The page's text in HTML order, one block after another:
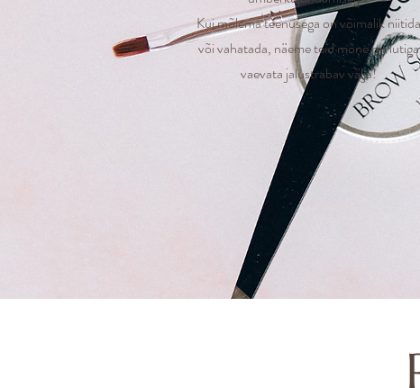
Kui mõlema teenusega on võimalik niitida
või vahatada, näeme teid mõne minutiga
vaevata jalustrabav välja!